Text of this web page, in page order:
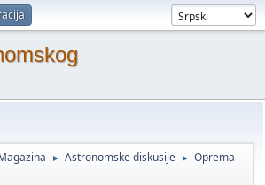
► Astronomske diskusije ► Oprema